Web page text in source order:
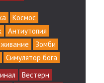
Космос
Антиутопия
Зомби
Симулятор бога
Вестерн